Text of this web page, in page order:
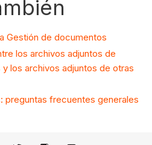
Gestión de documentos
los archivos adjuntos de
los archivos adjuntos de otras
preguntas frecuentes generales